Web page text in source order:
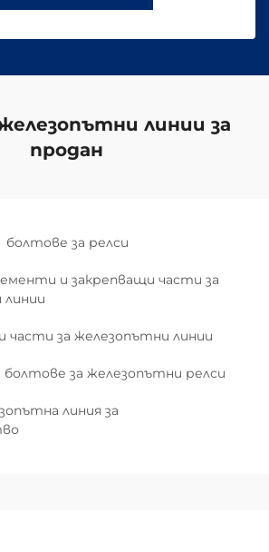
линии за
продан
болтове за релси
и закрепващи части за
части за железопътни линии
болтове за железопътни релси
линия за